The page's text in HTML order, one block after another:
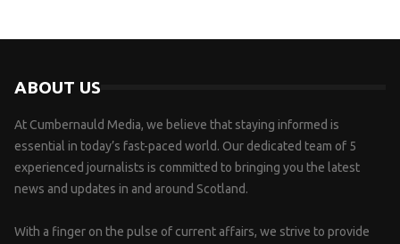
ABOUT US
At Cumbernauld Media, we believe that staying informed is
essential in today’s fast-paced world. Our dedicated team of 5
experienced journalists is committed to bringing you the latest
news and updates in and around Scotland.
With a finger on the pulse of current affairs, we strive to provide